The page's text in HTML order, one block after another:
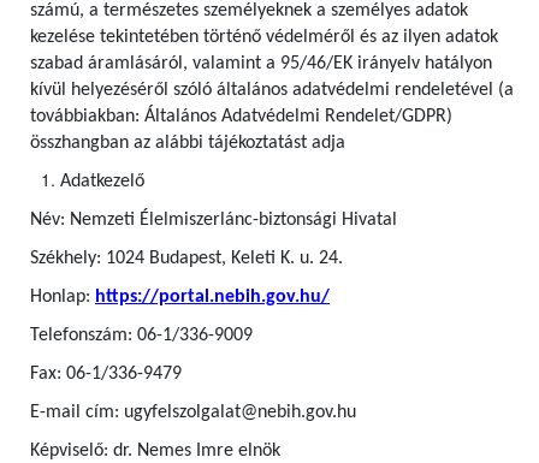
számú, a természetes személyeknek a személyes adatok
kezelése tekintetében történő védelméről és az ilyen adatok
szabad áramlásáról, valamint a 95/46/EK irányelv hatályon
kívül helyezéséről szóló általános adatvédelmi rendeletével (a
továbbiakban: Általános Adatvédelmi Rendelet/GDPR)
összhangban az alábbi tájékoztatást adja
Adatkezelő
Név: Nemzeti Élelmiszerlánc-biztonsági Hivatal
Székhely: 1024 Budapest, Keleti K. u. 24.
Honlap: https://portal.nebih.gov.hu/
Telefonszám: 06-1/336-9009
Fax: 06-1/336-9479
E-mail cím: ugyfelszolgalat@nebih.gov.hu
Képviselő: dr. Nemes Imre elnök